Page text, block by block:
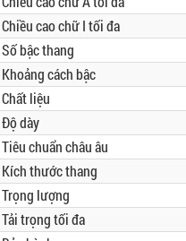
Chiều cao chữ I tối đa
Số bậc thang
Khoảng cách bậc
Chất liệu
Độ dày
Tiêu chuẩn châu âu
Kích thước thang
Trọng lượng
Tải trọng tối đa